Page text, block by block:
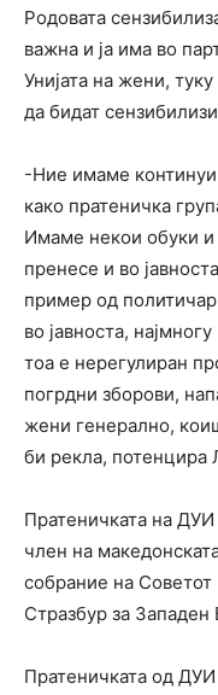
Родовата
важна и ја има во
Унијата на жени,
да бидат
-Ние имаме
како пратеничка
Имаме некои обуки и
пренесе и во
пример од
во јавноста,
тоа е нерегулиран
погрдни зборови,
жени генерално,
би рекла, потенцира
Пратеничката на
член на
собрание на
Стразбур за Западен
Пратеничката од